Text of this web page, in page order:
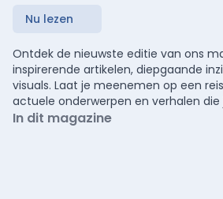
Nu lezen
Ontdek de nieuwste editie van ons
inspirerende artikelen, diepgaande
visuals. Laat je meenemen op een
actuele onderwerpen en verhalen die
In dit magazine